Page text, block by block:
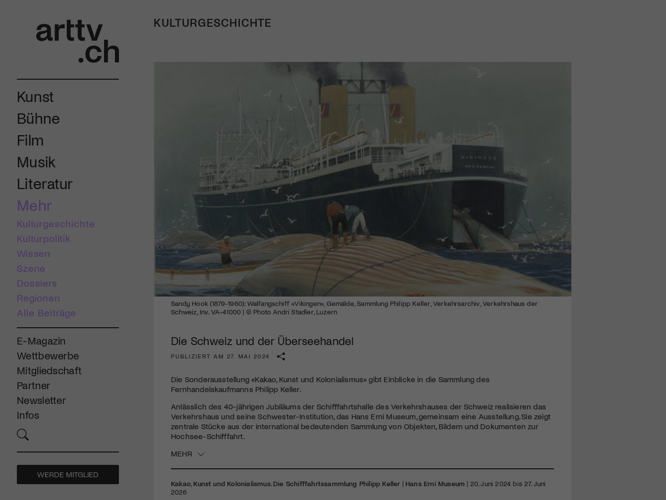
Kunst
Bühne
Film
Musik
Literatur
Mehr
Kulturgeschichte
Kulturpolitik
Wissen
Szene
Dossiers
Regionen
Alle Beiträge
E-Magazin
Wettbewerbe
Mitgliedschaft
Partner
Newsletter
Infos
WERDE MITGLIED
KULTURGESCHICHTE
Sandy Hook (1879-1960): Walfangschiff «Vikingen», Gemälde, Sammlung Philipp Keller, Verkehrsarchiv, Verkehrshaus der
Schweiz, Inv. VA-41000 | © Photo Andri Stadler, Luzern
Die Schweiz und der Überseehandel
PUBLIZIERT AM 27. MAI 2024
Die Sonderausstellung «Kakao, Kunst und Kolonialismus» gibt Einblicke in die Sammlung des
Fernhandelskaufmanns Philipp Keller.
Anlässlich des 40-jährigen Jubiläums der Schifffahrtshalle des Verkehrshauses der Schweiz realisieren das
Verkehrshaus und seine Schwester-Institution, das Hans Erni Museum, gemeinsam eine Ausstellung. Sie zeigt
zentrale Stücke aus der international bedeutenden Sammlung von Objekten, Bildern und Dokumenten zur
Hochsee-Schifffahrt.
MEHR
Kakao, Kunst und Kolonialismus. Die Schifffahrtssammlung Philipp Keller | Hans Erni Museum | 20. Juni 2024 bis 27. Juni
2026
Mach mit: «Be Part of the Art»!
Engagiere dich als Kulturliebhaber:in, Kulturschaffende(r) oder
Kulturinstitution und unterstütze unsere Arbeit.
Mit deiner Mitgliedschaft erhältst du kostenlosen Zugang zu
diversen Kulturevents.
Jetzt Mitglied werden